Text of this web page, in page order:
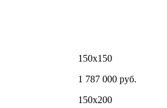
150х150
1 787 000 руб.
150х200